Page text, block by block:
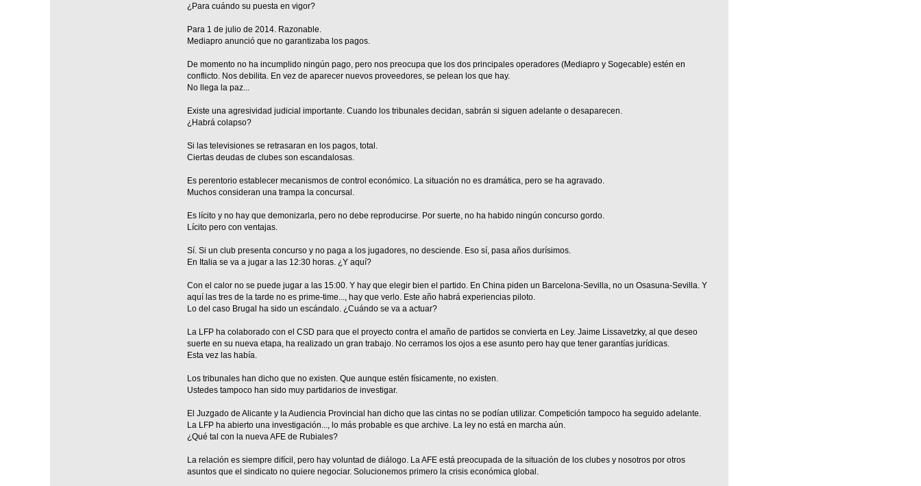
¿Para cuándo su puesta en vigor?
Para 1 de julio de 2014. Razonable.
Mediapro anunció que no garantizaba los pagos.
De momento no ha incumplido ningún pago, pero nos preocupa que los dos principales operadores (Mediapro y Sogecable) estén en
conflicto. Nos debilita. En vez de aparecer nuevos proveedores, se pelean los que hay.
No llega la paz...
Existe una agresividad judicial importante. Cuando los tribunales decidan, sabrán si siguen adelante o desaparecen.
¿Habrá colapso?
Si las televisiones se retrasaran en los pagos, total.
Ciertas deudas de clubes son escandalosas.
Es perentorio establecer mecanismos de control económico. La situación no es dramática, pero se ha agravado.
Muchos consideran una trampa la concursal.
Es lícito y no hay que demonizarla, pero no debe reproducirse. Por suerte, no ha habido ningún concurso gordo.
Lícito pero con ventajas.
Sí. Si un club presenta concurso y no paga a los jugadores, no desciende. Eso sí, pasa años durísimos.
En Italia se va a jugar a las 12:30 horas. ¿Y aquí?
Con el calor no se puede jugar a las 15:00. Y hay que elegir bien el partido. En China piden un Barcelona-Sevilla, no un Osasuna-Sevilla. Y
aquí las tres de la tarde no es prime-time..., hay que verlo. Este año habrá experiencias piloto.
Lo del caso Brugal ha sido un escándalo. ¿Cuándo se va a actuar?
La LFP ha colaborado con el CSD para que el proyecto contra el amaño de partidos se convierta en Ley. Jaime Lissavetzky, al que deseo
suerte en su nueva etapa, ha realizado un gran trabajo. No cerramos los ojos a ese asunto pero hay que tener garantías jurídicas.
Esta vez las había.
Los tribunales han dicho que no existen. Que aunque estén físicamente, no existen.
Ustedes tampoco han sido muy partidarios de investigar.
El Juzgado de Alicante y la Audiencia Provincial han dicho que las cintas no se podían utilizar. Competición tampoco ha seguido adelante.
La LFP ha abierto una investigación..., lo más probable es que archive. La ley no está en marcha aún.
¿Qué tal con la nueva AFE de Rubiales?
La relación es siempre difícil, pero hay voluntad de diálogo. La AFE está preocupada de la situación de los clubes y nosotros por otros
asuntos que el sindicato no quiere negociar. Solucionemos primero la crisis económica global.